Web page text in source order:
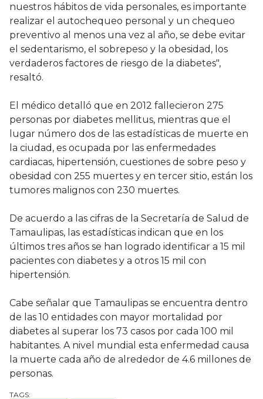
nuestros hábitos de vida personales, es importante
realizar el autochequeo personal y un chequeo
preventivo al menos una vez al año, se debe evitar
el sedentarismo, el sobrepeso y la obesidad, los
verdaderos factores de riesgo de la diabetes",
resaltó.
El médico detalló que en 2012 fallecieron 275
personas por diabetes mellitus, mientras que el
lugar número dos de las estadísticas de muerte en
la ciudad, es ocupada por las enfermedades
cardiacas, hipertensión, cuestiones de sobre peso y
obesidad con 255 muertes y en tercer sitio, están los
tumores malignos con 230 muertes.
De acuerdo a las cifras de la Secretaría de Salud de
Tamaulipas, las estadísticas indican que en los
últimos tres años se han logrado identificar a 15 mil
pacientes con diabetes y a otros 15 mil con
hipertensión.
Cabe señalar que Tamaulipas se encuentra dentro
de las 10 entidades con mayor mortalidad por
diabetes al superar los 73 casos por cada 100 mil
habitantes. A nivel mundial esta enfermedad causa
la muerte cada año de alrededor de 4.6 millones de
personas.